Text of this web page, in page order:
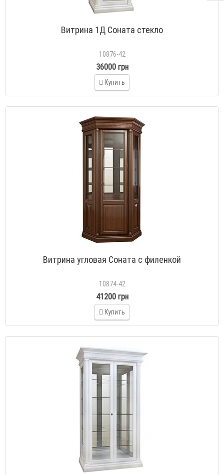
Витрина 1Д Соната стекло
10876-42
36000 грн
Купить
Витрина угловая Соната с филенкой
10874-42
41200 грн
Купить